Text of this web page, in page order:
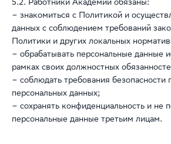
5.2. Работники Академии обязаны:
– знакомиться с Политикой и
данных с соблюдением требований
Политики и других локальных
– обрабатывать персональные данные
рамках своих должностных
– соблюдать требования безопасности
персональных данных;
– сохранять конфиденциальность и не
персональные данные третьим лицам.